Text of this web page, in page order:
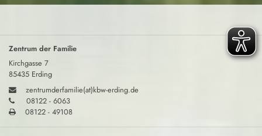
Zentrum der Familie
Kirchgasse 7
85435 Erding
zentrumderfamilie(at)kbw-erding.de
08122 - 6063
08122 - 49108